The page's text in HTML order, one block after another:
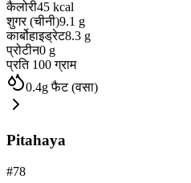
कैलोरी45 kcal
शुगर (चीनी)9.1 g
कार्बोहाइड्रेट8.3 g
प्रोटीन0 g
प्रति 100 ग्राम
0.4gफैट (वसा)
Pitahaya
#78